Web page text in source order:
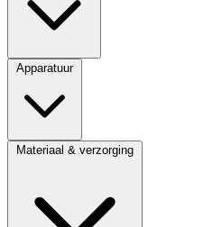
Apparatuur
Materiaal & verzorging